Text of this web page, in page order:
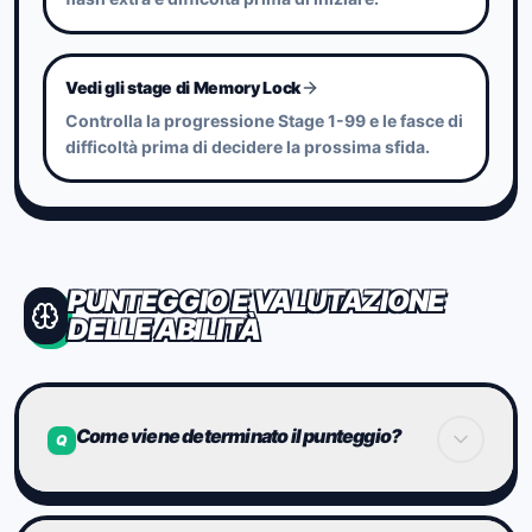
aggiornamenti del Brain Index.
Vedi gli stage di Memory Lock
Controlla la progressione Stage 1-99 e le fasce di
difficoltà prima di decidere la prossima sfida.
PUNTEGGIO E VALUTAZIONE
DELLE ABILITÀ
Q Come viene determinato il punteggio?